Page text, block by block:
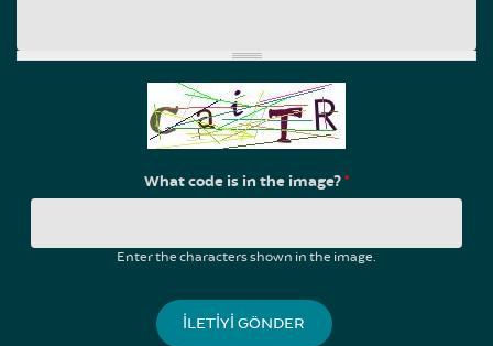
What code is in the image?*
Enter the characters shown in the image.